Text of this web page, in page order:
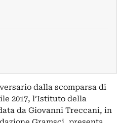
dalla scomparsa di
2017, l’Istituto della
da Giovanni Treccani, in